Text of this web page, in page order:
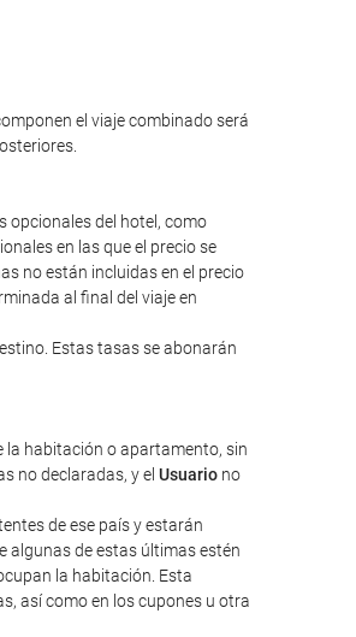
el viaje combinado será
opcionales del hotel, como
en las que el precio se
no están incluidas en el precio
al final del viaje en
Estas tasas se abonarán
la habitación o apartamento, sin
no declaradas, y el Usuario no
de ese país y estarán
algunas de estas últimas estén
la habitación. Esta
así como en los cupones u otra